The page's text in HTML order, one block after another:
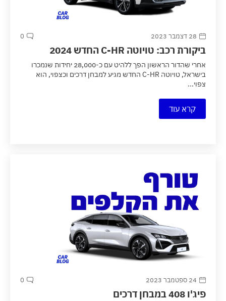
28 דצמבר 2023 0
ביקורת רכב: טויוטה C-HR החדש 2024
אחרי שהדור הראשון הפך ללהיט עם כ-28,000 יחידות שנמכרו
בישראל, טויוטה C-HR החדש מגיע למבחן דרכים וכצפוי, הוא
צפוי...
קרא עוד
24 ספטמבר 2023 0
פיג'ו 408 במבחן דרכים